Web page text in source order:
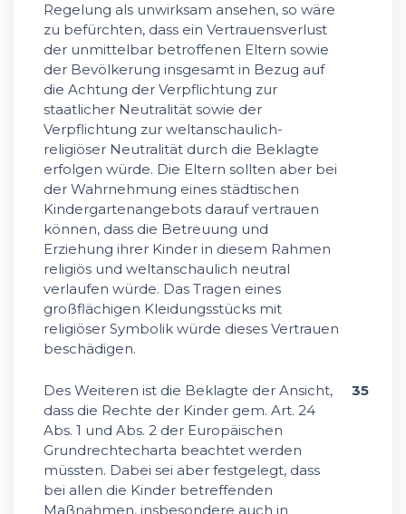
Regelung als unwirksam ansehen, so wäre
zu befürchten, dass ein Vertrauensverlust
der unmittelbar betroffenen Eltern sowie
der Bevölkerung insgesamt in Bezug auf
die Achtung der Verpflichtung zur
staatlicher Neutralität sowie der
Verpflichtung zur weltanschaulich-
religiöser Neutralität durch die Beklagte
erfolgen würde. Die Eltern sollten aber bei
der Wahrnehmung eines städtischen
Kindergartenangebots darauf vertrauen
können, dass die Betreuung und
Erziehung ihrer Kinder in diesem Rahmen
religiös und weltanschaulich neutral
verlaufen würde. Das Tragen eines
großflächigen Kleidungsstücks mit
religiöser Symbolik würde dieses Vertrauen
beschädigen.
Des Weiteren ist die Beklagte der Ansicht,
dass die Rechte der Kinder gem. Art. 24
Abs. 1 und Abs. 2 der Europäischen
Grundrechtecharta beachtet werden
müssten. Dabei sei aber festgelegt, dass
bei allen die Kinder betreffenden
Maßnahmen, insbesondere auch in
35